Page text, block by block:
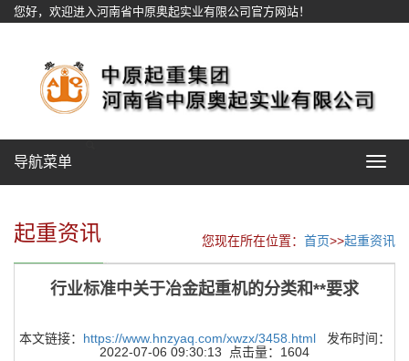
您好，欢迎进入河南省中原奥起实业有限公司官方网站！
Toggle
导航菜单
起重资讯 您现在所在位置： 首页>>起重资讯
行业标准中关于冶金起重机的分类和**要求
本文链接： https://www.hnzyaq.com/xwzx/3458.html发布时间：
2022-07-06 09:30:13 点击量：1604